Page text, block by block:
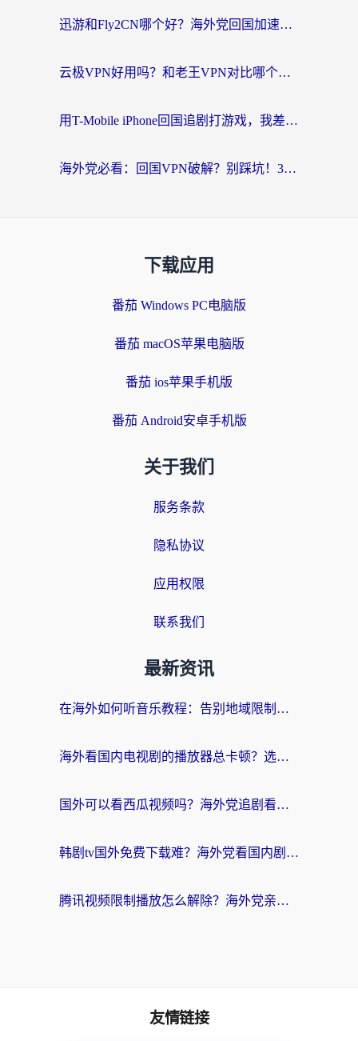
迅游和Fly2CN哪个好？海外党回国加速器真实测评与选择心法
云极VPN好用吗？和老王VPN对比哪个回国效果更好？海外党必看的真实体验指南
用T-Mobile iPhone回国追剧打游戏，我差点把手机砸了
海外党必看：回国VPN破解？别踩坑！3步选对加速器无缝刷国内资源
下载应用
番茄 Windows PC电脑版
番茄 macOS苹果电脑版
番茄 ios苹果手机版
番茄 Android安卓手机版
关于我们
服务条款
隐私协议
应用权限
联系我们
最新资讯
在海外如何听音乐教程：告别地域限制，随时听见国内的声音
海外看国内电视剧的播放器总卡顿？选对回国加速器才是关键
国外可以看西瓜视频吗？海外党追剧看片的终极解决方案
韩剧tv国外免费下载难？海外党看国内剧的加速器选择指南（附实用技巧）
腾讯视频限制播放怎么解除？海外党亲测有效的回国加速指南
友情链接